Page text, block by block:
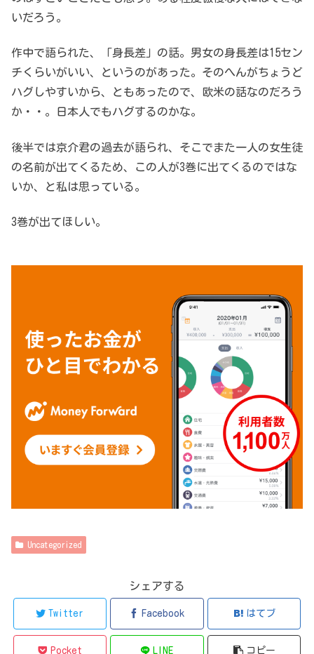
いだろう。
作中で語られた、「身長差」の話。男女の身長差は15セン
チくらいがいい、というのがあった。そのへんがちょうど
ハグしやすいから、ともあったので、欧米の話なのだろう
か・・。日本人でもハグするのかな。
後半では京介君の過去が語られ、そこでまた一人の女生徒
の名前が出てくるため、この人が3巻に出てくるのではな
いか、と私は思っている。
3巻が出てほしい。
Uncategorized
シェアする
Twitter Facebook はてブ
Pocket LINE コピー